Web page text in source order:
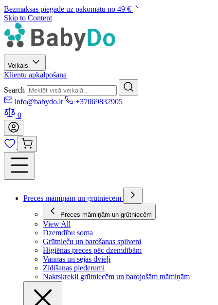
Bezmaksas piegāde uz pakomātu no 49 €
Skip to Content
Veikals
Klientu apkalpošana
Search
info@babydo.lt
+37069832905
0
Preces māmiņām un grūtniecēm
Preces māmiņām un grūtniecēm
View All
Dzemdību soma
Grūtnieču un barošanas spilveni
Higiēnas preces pēc dzemdībām
Vannas un sejas dvieļi
Zīdīšanas piederumi
Naktskrekli grūtniecēm un barojošām māmiņām